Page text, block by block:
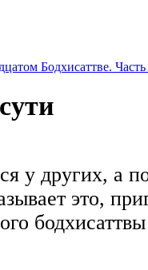
Бодхисаттве. Часть
у других, а
это,